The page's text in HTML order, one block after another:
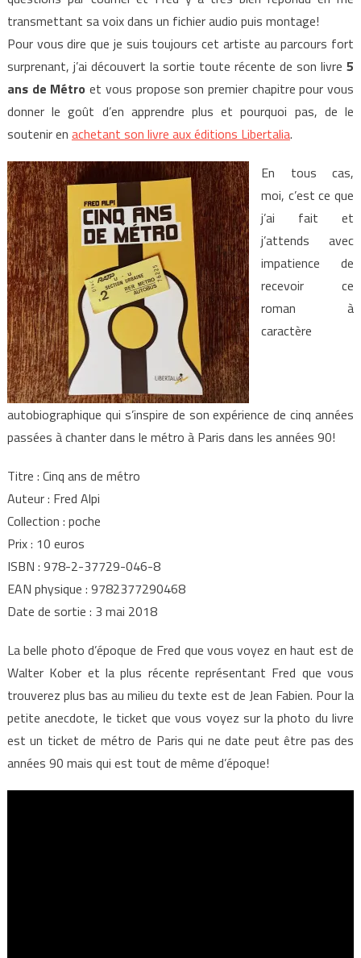
transmettant sa voix dans un fichier audio puis montage!
Pour vous dire que je suis toujours cet artiste au parcours fort
surprenant, j’ai découvert la sortie toute récente de son livre5
ans de Métro et vous propose son premier chapitre pour vous
donner le goût d’en apprendre plus et pourquoi pas, de le
soutenir en achetant son livre aux éditions Libertalia.
En tous cas,
moi, c’est ce que
j’ai fait et
j’attends avec
impatience de
recevoir ce
roman à
caractère
autobiographique qui s’inspire de son expérience de cinq années
passées à chanter dans le métro à Paris dans les années 90!
Titre : Cinq ans de métro
Auteur : Fred Alpi
Collection : poche
Prix : 10 euros
ISBN : 978-2-37729-046-8
EAN physique : 9782377290468
Date de sortie : 3 mai 2018
La belle photo d’époque de Fred que vous voyez en haut est de
Walter Kober et la plus récente représentant Fred que vous
trouverez plus bas au milieu du texte est de Jean Fabien. Pour la
petite anecdote, le ticket que vous voyez sur la photo du livre
est un ticket de métro de Paris qui ne date peut être pas des
années 90 mais qui est tout de même d’époque!